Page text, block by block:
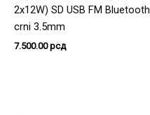
2x12W) SD USB FM Bluetooth
crni 3.5mm
7.500.00рсд